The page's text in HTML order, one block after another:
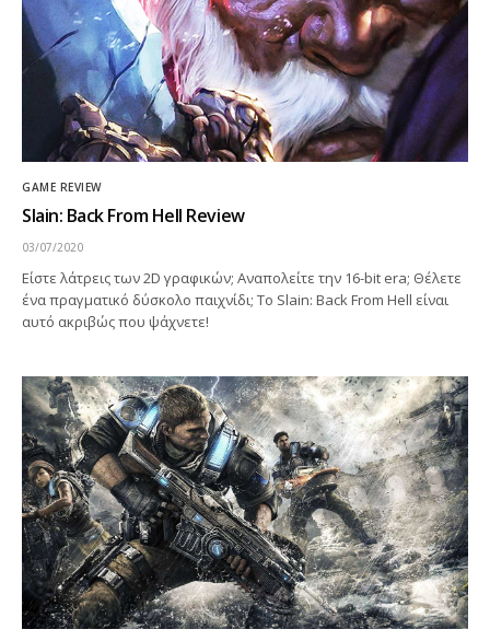
GAME REVIEW
Slain: Back From Hell Review
03/07/2020
Είστε λάτρεις των 2D γραφικών; Αναπολείτε την 16-bit era; Θέλετε
ένα πραγματικό δύσκολο παιχνίδι; Το Slain: Back From Hell είναι
αυτό ακριβώς που ψάχνετε!